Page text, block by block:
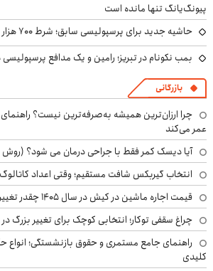
پیونگ‌یانگ تنها مانده است
حاشیه جدید برای پرسپولیسی سابق؛ شرط ۷۰۰ هزار دلاری برای جدایی
بمب نکونام در تبریز؛ رامین و یک مدافع پرسپولیسی
بازرگانی
چرا ارزان‌ترین همیشه به‌صرفه‌ترین نیست؟
عمر می‌کند
آیا دیسک کمر فقط با جراحی درمان می شود؟
انتخاب گیربکس شافت مستقیم؛ وقتی اعداد
قیمت اجاره ماشین در کیش در سال ۱۴۰۵ چقدر تغییر کرده است؟
چراغ سقفی توکار؛ انتخابی کوچک برای تغییر بزرگ
راهنمای جامع مستمری و حقوق بازنشستگی؛
کلیدی